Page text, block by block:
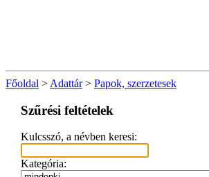
Főoldal > Adattár> Papok, szerzetesek
Szűrési feltételek
Kulcsszó, a névben keresi:
Kategória: